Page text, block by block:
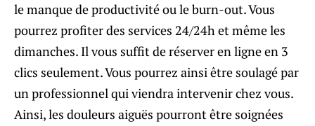
le manque de productivité ou le burn-out. Vous
pourrez profiter des services 24/24h et même les
dimanches. Il vous suffit de réserver en ligne en 3
clics seulement. Vous pourrez ainsi être soulagé par
un professionnel qui viendra intervenir chez vous.
Ainsi, les douleurs aiguës pourront être soignées